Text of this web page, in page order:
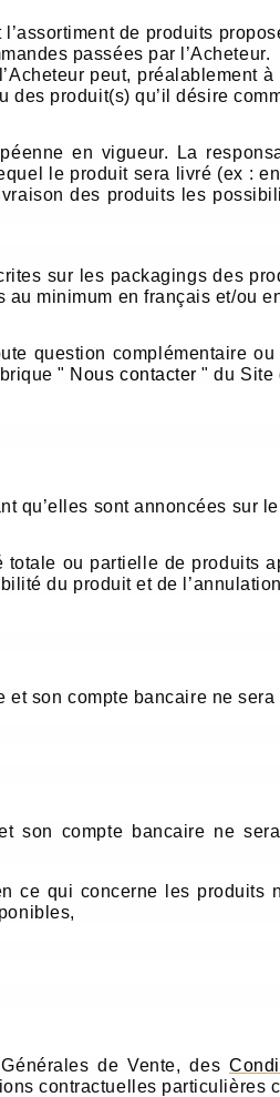
de produits
passées par l’Acheteur.
peut, préalablement
produit(s) qu’il désire
en vigueur. La
le produit sera livré (ex :
des produits les
sur les packagings des
au minimum en français et/ou
question complémentaire
" Nous contacter " du Site
qu’elles sont annoncées sur
ou partielle de produits
du produit et de
et son compte bancaire ne sera
son compte bancaire ne
ce qui concerne les
de Vente, des
contractuelles particulières